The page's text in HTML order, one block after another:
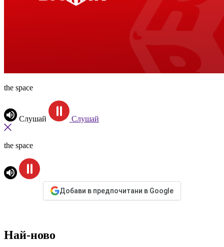
the space
Слушай Слушай
the space
Добави в предпочитани в Google
Най-ново